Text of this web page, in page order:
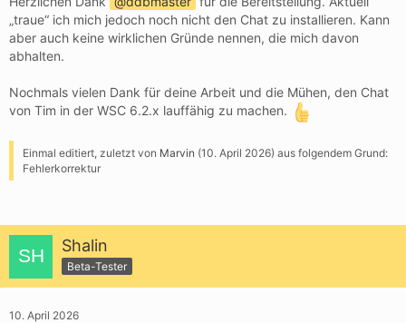
„traue“ ich mich jedoch noch nicht den Chat zu installieren. Kann
aber auch keine wirklichen Gründe nennen, die mich davon
abhalten.
Nochmals vielen Dank für deine Arbeit und die Mühen, den Chat
von Tim in der WSC 6.2.x lauffähig zu machen.
Einmal editiert, zuletzt von Marvin (10. April 2026) aus folgendem Grund:
Fehlerkorrektur
Shalin
Beta-Tester
10. April 2026